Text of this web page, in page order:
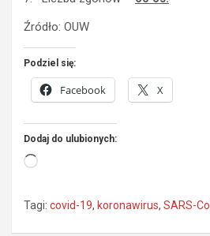
Źródło: OUW
Podziel się:
Facebook X
Dodaj do ulubionych:
Wczytywanie…
Tagi: covid-19, koronawirus, SARS-